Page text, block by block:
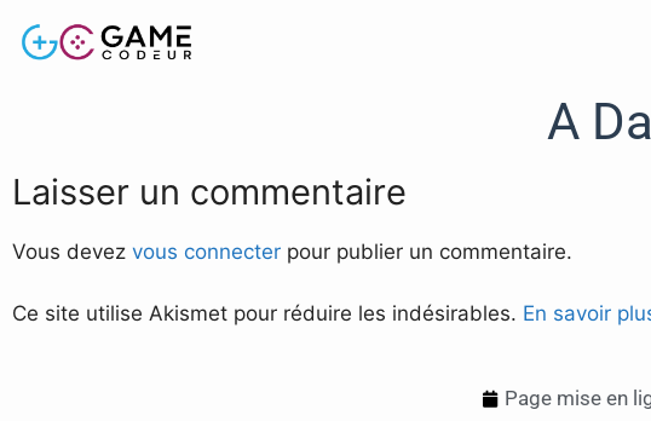
A
Laisser un commentaire
Vous devez vous connecter pour publier un commentaire.
Ce site utilise Akismet pour réduire les indésirables. En savoir
Page mise en